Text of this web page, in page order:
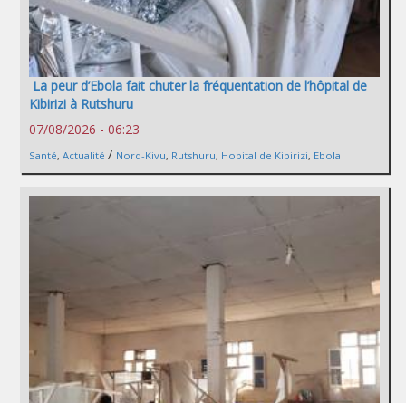
La peur d’Ebola fait chuter la fréquentation de l’hôpital de
Kibirizi à Rutshuru
07/08/2026 - 06:23
Santé, Actualité / Nord-Kivu, Rutshuru, Hopital de Kibirizi, Ebola